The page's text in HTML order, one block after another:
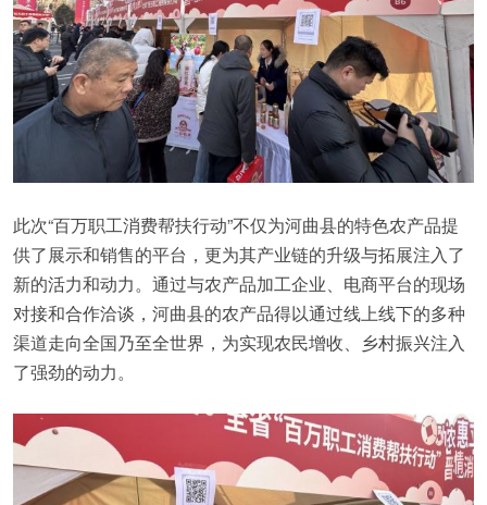
此次“百万职工消费帮扶行动”不仅为河曲县的特色农产品提
供了展示和销售的平台，更为其产业链的升级与拓展注入了
新的活力和动力。通过与农产品加工企业、电商平台的现场
对接和合作洽谈，河曲县的农产品得以通过线上线下的多种
渠道走向全国乃至全世界，为实现农民增收、乡村振兴注入
了强劲的动力。